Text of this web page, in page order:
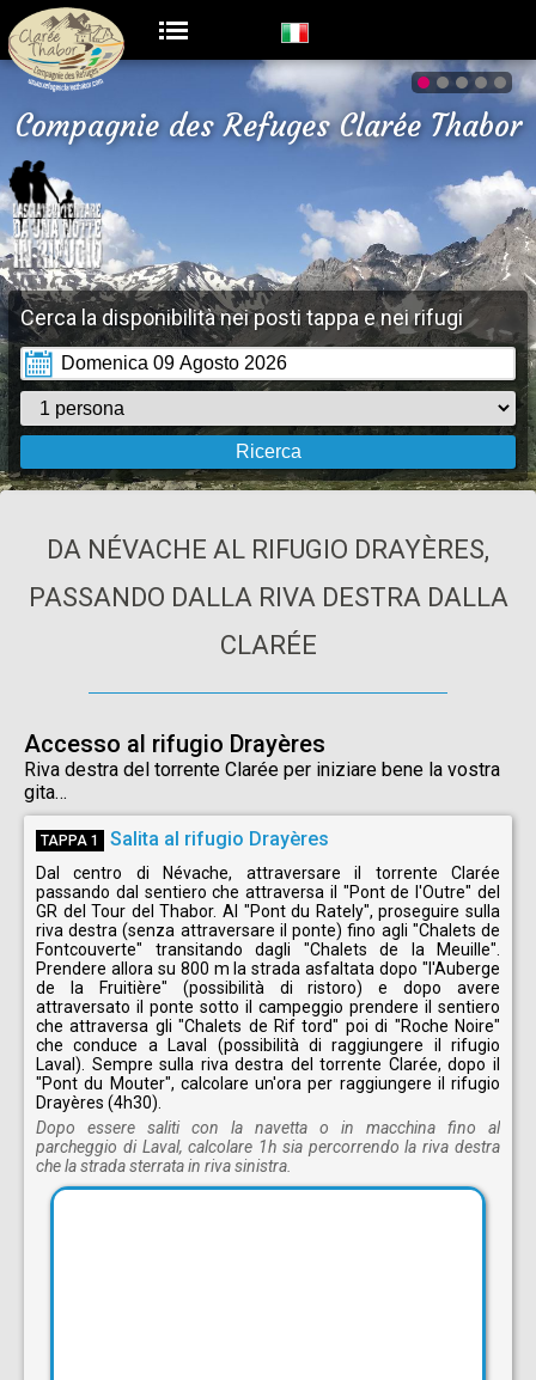
Compagnie des Refuges Clarée Thabor
Cerca la disponibilità nei posti tappa e nei rifugi
DA NÉVACHE AL RIFUGIO DRAYÈRES,
PASSANDO DALLA RIVA DESTRA DALLA
CLARÉE
Accesso al rifugio Drayères
Riva destra del torrente Clarée per iniziare bene la vostra
gita…
TAPPA 1 Salita al rifugio Drayères
Dal centro di Névache, attraversare il torrente Clarée
passando dal sentiero che attraversa il "Pont de l'Outre" del
GR del Tour del Thabor. Al "Pont du Rately", proseguire sulla
riva destra (senza attraversare il ponte) fino agli "Chalets de
Fontcouverte" transitando dagli "Chalets de la Meuille".
Prendere allora su 800 m la strada asfaltata dopo "l'Auberge
de la Fruitière" (possibilità di ristoro) e dopo avere
attraversato il ponte sotto il campeggio prendere il sentiero
che attraversa gli "Chalets de Rif tord" poi di "Roche Noire"
che conduce a Laval (possibilità di raggiungere il rifugio
Laval). Sempre sulla riva destra del torrente Clarée, dopo il
"Pont du Mouter", calcolare un'ora per raggiungere il rifugio
Drayères (4h30).
Dopo essere saliti con la navetta o in macchina fino al
parcheggio di Laval, calcolare 1h sia percorrendo la riva destra
che la strada sterrata in riva sinistra.